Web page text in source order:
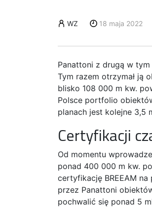
WZ 18 maja 2022
Panattoni z drugą w
Tym razem otrzymał ją
blisko 108 000 m kw.
Polsce portfolio
planach jest kolejne 3,5
Certyfikacji
Od momentu
ponad 400 000 m kw.
certyfikację BREEAM na
przez Panattoni
pochwalić się ponad 5